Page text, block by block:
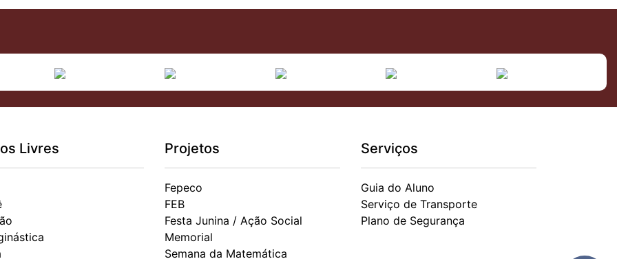
Livres Projetos
Fepeco
FEB
Festa Junina / Ação Social
Memorial
Semana da Matemática
Serviços
Guia do Aluno
Serviço de Transporte
Plano de Segurança